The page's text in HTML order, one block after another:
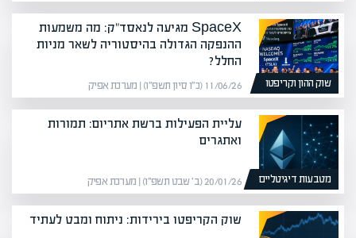
שוק ההון וקריפטו
SpaceX מגיעה לנאסד"ק: מה משמעות
ההנפקה הגדולה בהיסטוריה לשאר מניות
החלל?
11/06/26 (כ״ו סיון תשפ״ו) | מערכת אפיק
מטבעות דיגיטליים
עליית הפעילות ברשת אתריום: תמורות
ואתגרים
20/01/26 (ב׳ שבט תשפ״ו) | מערכת אפיק
שוק הקריפטו בירידות: ניתוח ומבט לעתיד